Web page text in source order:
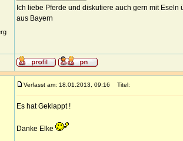
Ich liebe Pferde und diskutiere auch gern mit
aus Bayern
Verfasst am: 18.01.2013, 09:16 Titel:
Es hat Geklappt !
Danke Elke